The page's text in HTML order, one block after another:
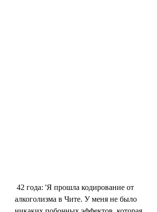
алкоголизма в Чите. У меня не было